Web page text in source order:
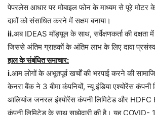
पेपरलेस आधार पर मोबाइल फोन के माध्यम से पूरे
दावों को संसाधित करने में सक्षम बनाया।
ii.अब IDEAS मॉड्यूल के साथ, सर्वेक्षणकर्ता की दक्षता में
जिससे अंतिम ग्राहकों के अंतिम लाभ के लिए दावा
हाल के संबंधित समाचार:
i.आम लोगों के अभूतपूर्व खर्चों की भरपाई करने की
केनरा बैंक ने 3 बीमा कंपनियों, न्यू इंडिया एश्योरेंस
आलियांज जनरल इंश्योरेंस कंपनी लिमिटेड और HDFC
कंपनी लिमिटेड के साथ साझेदारी की है। यह COVID-